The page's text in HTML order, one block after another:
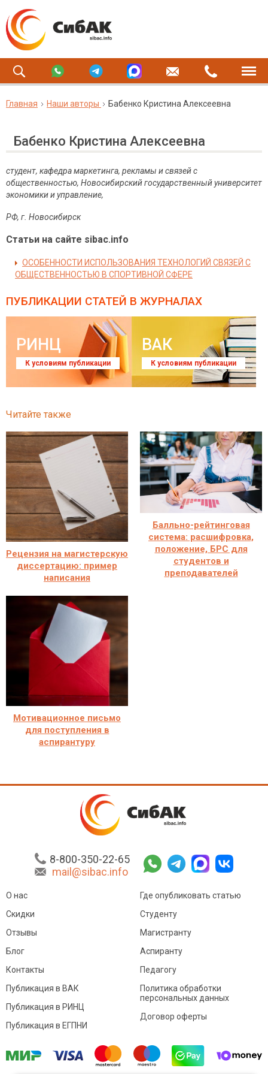
Главная Наши авторы Бабенко Кристина Алексеевна
Бабенко Кристина Алексеевна
студент, кафедра маркетинга, рекламы и связей с
общественностью, Новосибирский государственный университет
экономики и управление,
РФ, г. Новосибирск
Статьи на сайте sibac.info
ОСОБЕННОСТИ ИСПОЛЬЗОВАНИЯ ТЕХНОЛОГИЙ СВЯЗЕЙ С
ОБЩЕСТВЕННОСТЬЮ В СПОРТИВНОЙ СФЕРЕ
ПУБЛИКАЦИИ СТАТЕЙ В ЖУРНАЛАХ
РИНЦ
К условиям публикации
ВАК
К условиям публикации
Читайте также
Рецензия на магистерскую
диссертацию: пример
написания
Балльно-рейтинговая
система: расшифровка,
положение, БРС для
студентов и
преподавателей
Мотивационное письмо
для поступления в
аспирантуру
8-800-350-22-65
mail@sibac.info
О нас
Скидки
Отзывы
Блог
Контакты
Где опубликовать статью
Студенту
Магистранту
Аспиранту
Педагогу
Публикация в ВАК
Публикация в РИНЦ
Публикация в ЕГПНИ
Политика обработки
персональных данных
Договор оферты